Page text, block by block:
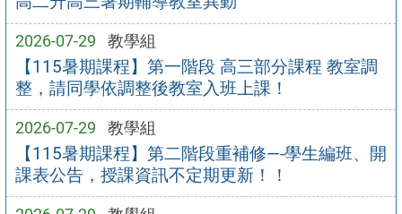
2026-07-29 教學組
【115暑期課程】第一階段 高三部分課程 教室調
整，請同學依調整後教室入班上課！
2026-07-29 教學組
【115暑期課程】第二階段重補修—-學生編班、開
課表公告，授課資訊不定期更新！！